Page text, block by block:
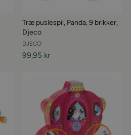
Træ puslespil, Panda, 9 brikker,
Djeco
DJECO
99,95 kr